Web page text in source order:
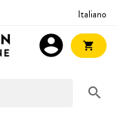
Italiano
search
account_circle shopping_cart